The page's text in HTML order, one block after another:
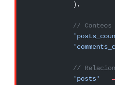
            ),
            // Conteos
//
            'posts'